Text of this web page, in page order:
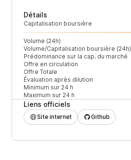
Détails
Capitalisation boursière
Volume (24h)
Volume/Capitalisation boursière (24h)
Prédominance sur la cap. du marché
Offre en circulation
Offre Totale
Évaluation après dilution
Minimum sur 24 h
Maximum sur 24 h
Liens officiels
Site internet Github